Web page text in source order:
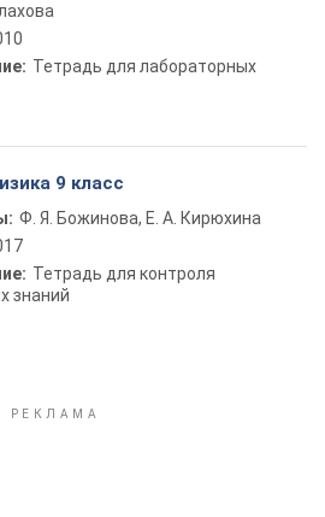
Тетрадь для лабораторных
9 класс
Ф. Я. Божинова, Е. А. Кирюхина
Тетрадь для контроля
знаний